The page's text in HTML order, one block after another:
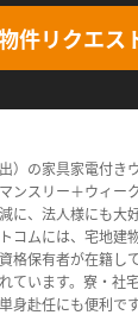
件リクエス
）の家具家電付き
ンスリー＋ウィー
に、法人様にも大
コムには、宅地建
格保有者が在籍し
ています。寮・社
身赴任にも便利です